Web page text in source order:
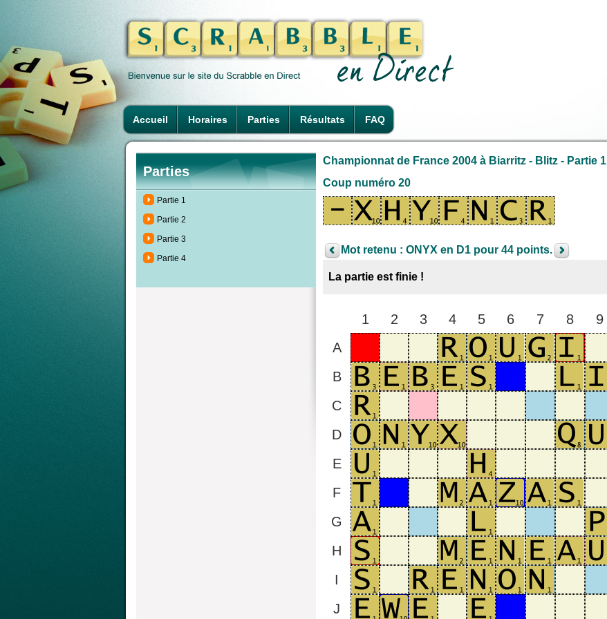
Accueil Horaires Parties Résultats FAQ
Parties
Partie 1
Partie 2
Partie 3
Partie 4
Championnat de France 2004 à Biarritz - Blitz - Partie 1
Coup numéro 20
Mot retenu : ONYX en D1 pour 44 points.
La partie est finie !
1 2 3 4 5 6 7 8 9
A
B
C
D
E
F
G
H
I
J